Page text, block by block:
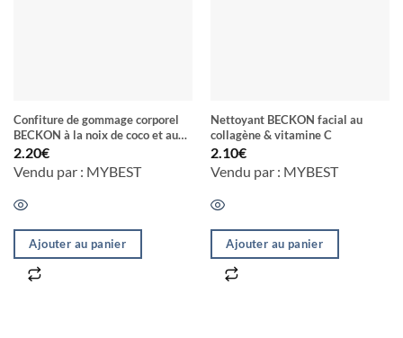
Confiture de gommage corporel
BECKON à la noix de coco et aux
exfoliants 100% naturels
2.20€
Vendu par : MYBEST
Ajouter au panier
Nettoyant BECKON facial au
collagène & vitamine C
2.10€
Vendu par : MYBEST
Ajouter au panier